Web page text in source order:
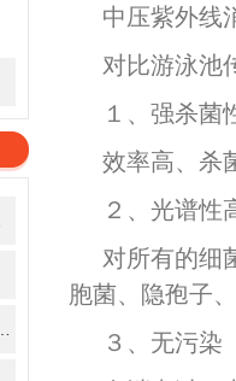
中压紫外线
对比游泳池
１、强杀菌
效率高、杀
２、光谱性
对所有的细
胞菌、隐孢子
３、无污染